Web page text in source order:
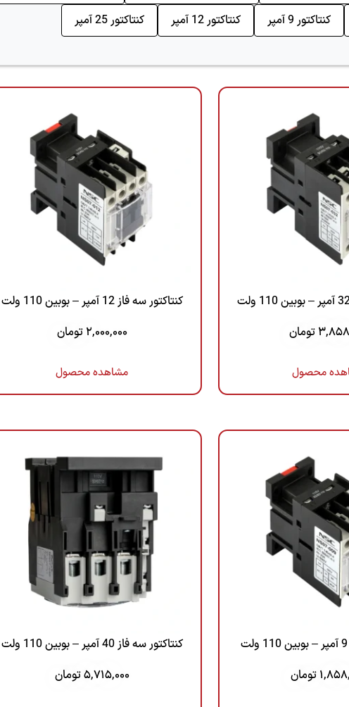
کنتاکتور 9 آمپر کنتاکتور 12 آمپر کنتاکتور 25 آمپر
تومان
محصول
کنتاکتور سه فاز 12 آمپر – بوبین 110 ولت
2,000,000 تومان
مشاهده محصول
تومان
کنتاکتور سه فاز 40 آمپر – بوبین 110 ولت
5,715,000تومان
مالی
تیم فروش
مشتریان جدید- پشتیبانی فروش
تیم فروش